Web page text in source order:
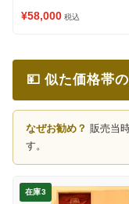
¥58,000 税込
💴 似た価格帯
なぜお勧め？ 販売当
す。
在庫3